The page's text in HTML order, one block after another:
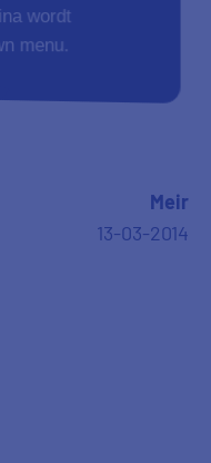
wordt
menu.
Meir
13-03-2014